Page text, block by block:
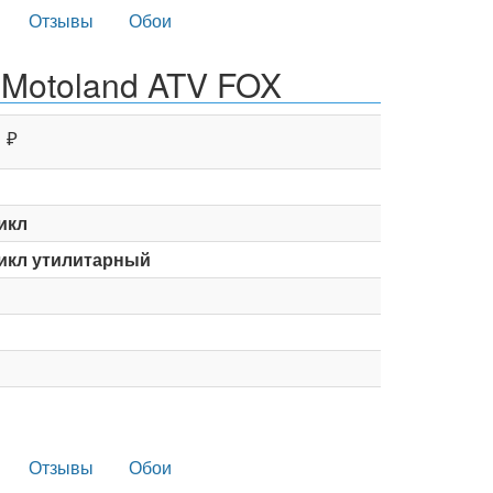
Отзывы Обои
ATV FOX
₽
утилитарный
Отзывы Обои